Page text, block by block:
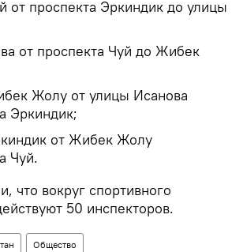
от проспекта Эркиндик до улицы
от проспекта Чуй до Жибек
Жолу от улицы Исанова
Эркиндик;
от Жибек Жолу
Чуй.
что вокруг спортивного
50 инспекторов.
Общество